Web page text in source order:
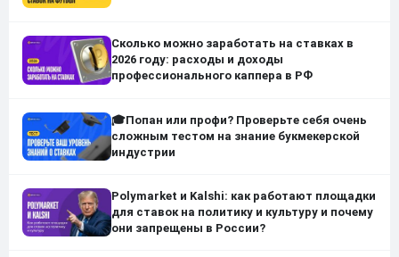
Сколько можно заработать на ставках в
2026 году: расходы и доходы
профессионального каппера в РФ
🎓Попан или профи? Проверьте себя очень
сложным тестом на знание букмекерской
индустрии
Polymarket и Kalshi: как работают площадки
для ставок на политику и культуру и почему
они запрещены в России?